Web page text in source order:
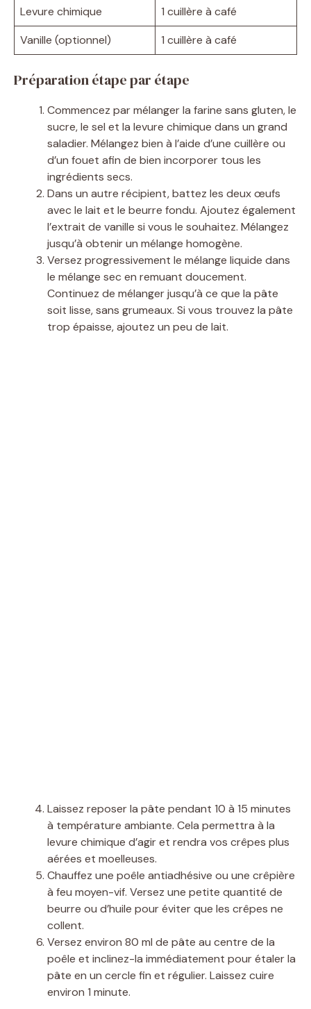
Levure chimique
1 cuillère à café
Vanille (optionnel)
1 cuillère à café
Préparation étape par étape
Commencez par mélanger la farine sans gluten, le
sucre, le sel et la levure chimique dans un grand
saladier. Mélangez bien à l’aide d’une cuillère ou
d’un fouet afin de bien incorporer tous les
ingrédients secs.
Dans un autre récipient, battez les deux œufs
avec le lait et le beurre fondu. Ajoutez également
l’extrait de vanille si vous le souhaitez. Mélangez
jusqu’à obtenir un mélange homogène.
Versez progressivement le mélange liquide dans
le mélange sec en remuant doucement.
Continuez de mélanger jusqu’à ce que la pâte
soit lisse, sans grumeaux. Si vous trouvez la pâte
trop épaisse, ajoutez un peu de lait.
Laissez reposer la pâte pendant 10 à 15 minutes
à température ambiante. Cela permettra à la
levure chimique d’agir et rendra vos crêpes plus
aérées et moelleuses.
Chauffez une poêle antiadhésive ou une crêpière
à feu moyen-vif. Versez une petite quantité de
beurre ou d’huile pour éviter que les crêpes ne
collent.
Versez environ 80 ml de pâte au centre de la
poêle et inclinez-la immédiatement pour étaler la
pâte en un cercle fin et régulier. Laissez cuire
environ 1 minute.